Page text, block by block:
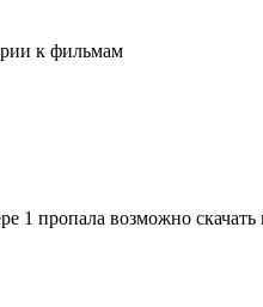
к фильмам
1 пропала возможно скачать